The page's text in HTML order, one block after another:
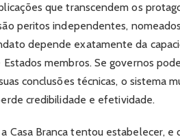
que transcendem os
peritos independentes,
depende exatamente da
membros. Se governos
conclusões técnicas, o sistema
credibilidade e efetividade.
Casa Branca tentou estabelecer, e